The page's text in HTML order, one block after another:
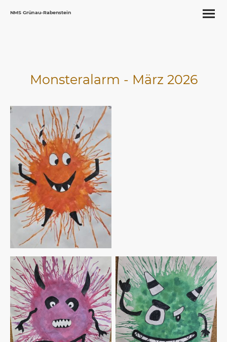
NMS Grünau-Rabenstein
Monsteralarm - März 2026